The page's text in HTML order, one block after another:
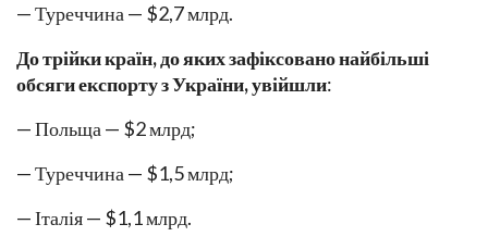
— Туреччина — $2,7 млрд.
До трійки країн, до яких зафіксовано найбільші
обсяги експорту з України, увійшли:
— Польща — $2 млрд;
— Туреччина — $1,5 млрд;
— Італія — $1,1 млрд.